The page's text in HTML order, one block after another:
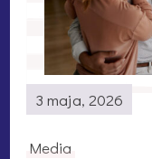
3 maja, 2026
Media